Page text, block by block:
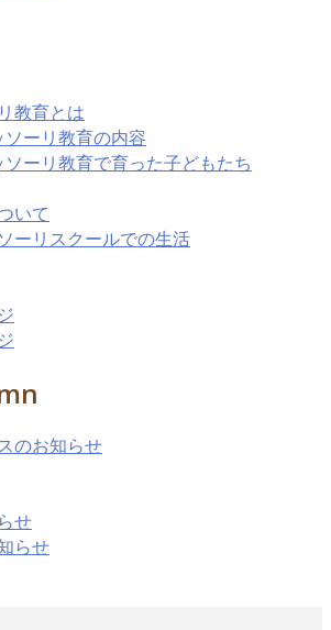
教育とは
ソーリ教育の内容
ソーリ教育で育った子どもたち
いて
ーリスクールでの生活
のお知らせ
せ
らせ